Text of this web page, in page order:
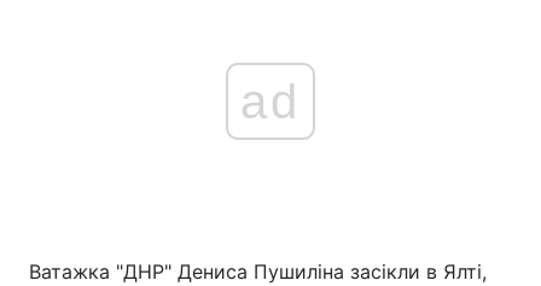
ad
Ватажка "ДНР" Дениса Пушиліна засікли в Ялті,